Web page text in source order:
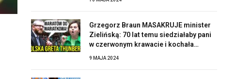
Grzegorz Braun MASAKRUJE minister
Zielińską: 70 lat temu siedziałaby pani
w czerwonym krawacie i kochała
9 MAJA 2024